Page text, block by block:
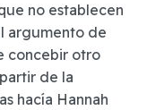
no establecen
argumento de
concebir otro
de la
hacía Hannah